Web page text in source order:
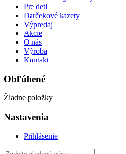
Pre deti
Darčekové kazety
Výpredaj
Akcie
O nás
Výroba
Kontakt
Obľúbené
Žiadne položky
Nastavenia
Prihlásenie